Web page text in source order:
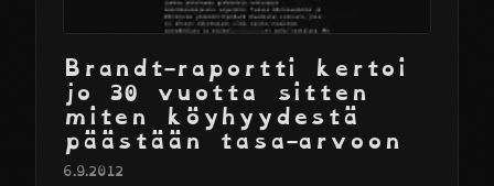
Brandt-raportti kertoi
jo 30 vuotta sitten
miten köyhyydestä
päästään tasa-arvoon
6.9.2012